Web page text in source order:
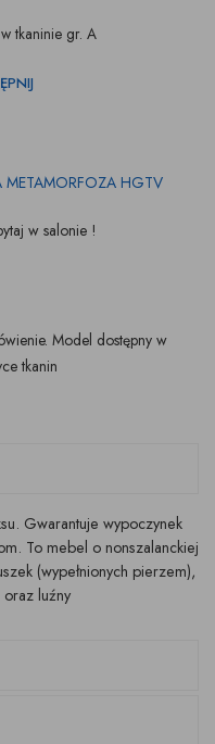
tkaninie gr. A
METAMORFOZA HGTV
w salonie !
Model dostępny w
tkanin
Gwarantuje wypoczynek
To mebel o nonszalanckiej
(wypełnionych pierzem),
luźny